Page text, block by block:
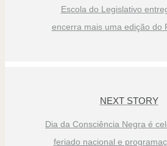
Escola do Legislativo
encerra mais uma edição do
NEXT STORY
Dia da Consciência Negra é
feriado nacional e